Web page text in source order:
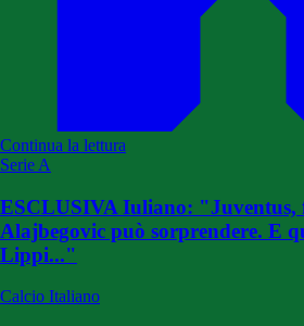
Continua la lettura
Serie A
ESCLUSIVA Iuliano: "Juventus,
Alajbegovic può sorprendere. E
Lippi..."
Calcio Italiano